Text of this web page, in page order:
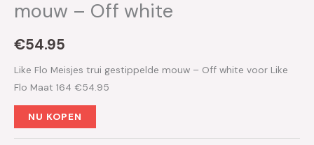
mouw – Off white
€54.95
Like Flo Meisjes trui gestippelde mouw – Off white voor Like
Flo Maat 164 €54.95
NU KOPEN